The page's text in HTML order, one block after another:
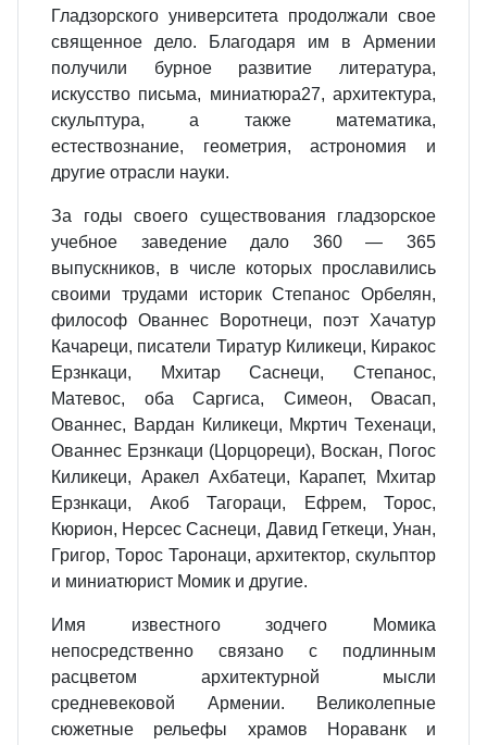
Гладзорского университета продолжали свое
священное дело. Благодаря им в Армении
получили бурное развитие литература,
искусство письма, миниатюра27, архитектура,
скульптура, а также математика,
естествознание, геометрия, астрономия и
другие отрасли науки.
За годы своего существования гладзорское
учебное заведение дало 360 — 365
выпускников, в числе которых прославились
своими трудами историк Степанос Орбелян,
философ Ованнес Воротнеци, поэт Хачатур
Качареци, писатели Тиратур Киликеци, Киракос
Ерзнкаци, Мхитар Саснеци, Степанос,
Матевос, оба Саргиса, Симеон, Овасап,
Ованнес, Вардан Киликеци, Мкртич Техенаци,
Ованнес Ерзнкаци (Цорцореци), Воскан, Погос
Киликеци, Аракел Ахбатеци, Карапет, Мхитар
Ерзнкаци, Акоб Тагораци, Ефрем, Торос,
Кюрион, Нерсес Саснеци, Давид Геткеци, Унан,
Григор, Торос Таронаци, архитектор, скульптор
и миниатюрист Момик и другие.
Имя известного зодчего Момика
непосредственно связано с подлинным
расцветом архитектурной мысли
средневековой Армении. Великолепные
сюжетные рельефы храмов Нораванк и